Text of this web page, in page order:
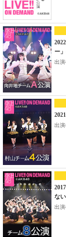
ー
出演
出演
な
出演